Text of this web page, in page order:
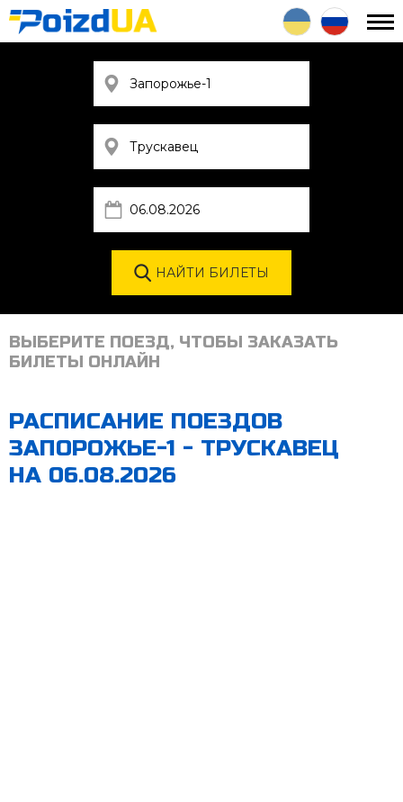
ВЫБЕРИТЕ ПОЕЗД, ЧТОБЫ ЗАКАЗАТЬ
БИЛЕТЫ ОНЛАЙН
РАСПИСАНИЕ ПОЕЗДОВ
ЗАПОРОЖЬЕ-1 - ТРУСКАВЕЦ
НА 06.08.2026